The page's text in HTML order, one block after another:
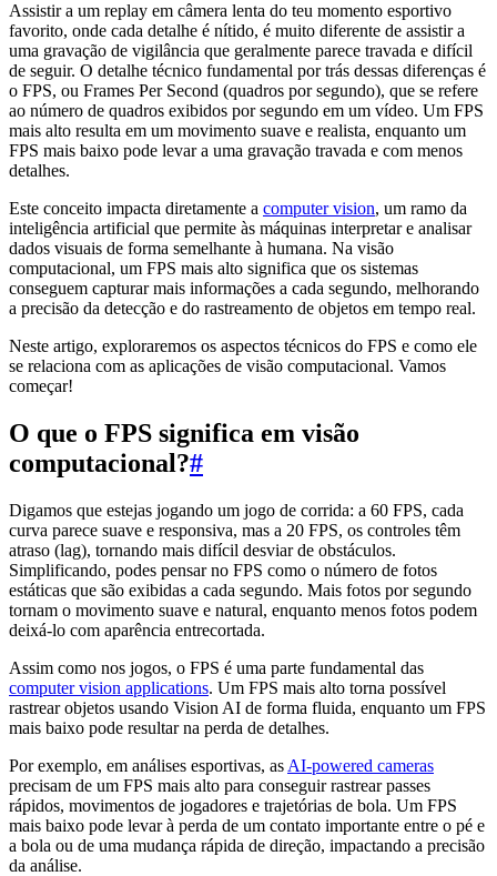
Assistir a um replay em câmera lenta do teu momento esportivo
favorito, onde cada detalhe é nítido, é muito diferente de assistir a
uma gravação de vigilância que geralmente parece travada e difícil
de seguir. O detalhe técnico fundamental por trás dessas diferenças é
o FPS, ou Frames Per Second (quadros por segundo), que se refere
ao número de quadros exibidos por segundo em um vídeo. Um FPS
mais alto resulta em um movimento suave e realista, enquanto um
FPS mais baixo pode levar a uma gravação travada e com menos
detalhes.
Este conceito impacta diretamente a computer vision, um ramo da
inteligência artificial que permite às máquinas interpretar e analisar
dados visuais de forma semelhante à humana. Na visão
computacional, um FPS mais alto significa que os sistemas
conseguem capturar mais informações a cada segundo, melhorando
a precisão da detecção e do rastreamento de objetos em tempo real.
Neste artigo, exploraremos os aspectos técnicos do FPS e como ele
se relaciona com as aplicações de visão computacional. Vamos
começar!
O que o FPS significa em visão
computacional?#
Digamos que estejas jogando um jogo de corrida: a 60 FPS, cada
curva parece suave e responsiva, mas a 20 FPS, os controles têm
atraso (lag), tornando mais difícil desviar de obstáculos.
Simplificando, podes pensar no FPS como o número de fotos
estáticas que são exibidas a cada segundo. Mais fotos por segundo
tornam o movimento suave e natural, enquanto menos fotos podem
deixá-lo com aparência entrecortada.
Assim como nos jogos, o FPS é uma parte fundamental das
computer vision applications. Um FPS mais alto torna possível
rastrear objetos usando Vision AI de forma fluida, enquanto um FPS
mais baixo pode resultar na perda de detalhes.
Por exemplo, em análises esportivas, as AI-powered cameras
precisam de um FPS mais alto para conseguir rastrear passes
rápidos, movimentos de jogadores e trajetórias de bola. Um FPS
mais baixo pode levar à perda de um contato importante entre o pé e
a bola ou de uma mudança rápida de direção, impactando a precisão
da análise.